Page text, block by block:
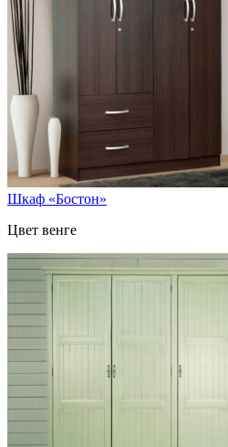
Шкаф «Бостон»
Цвет венге